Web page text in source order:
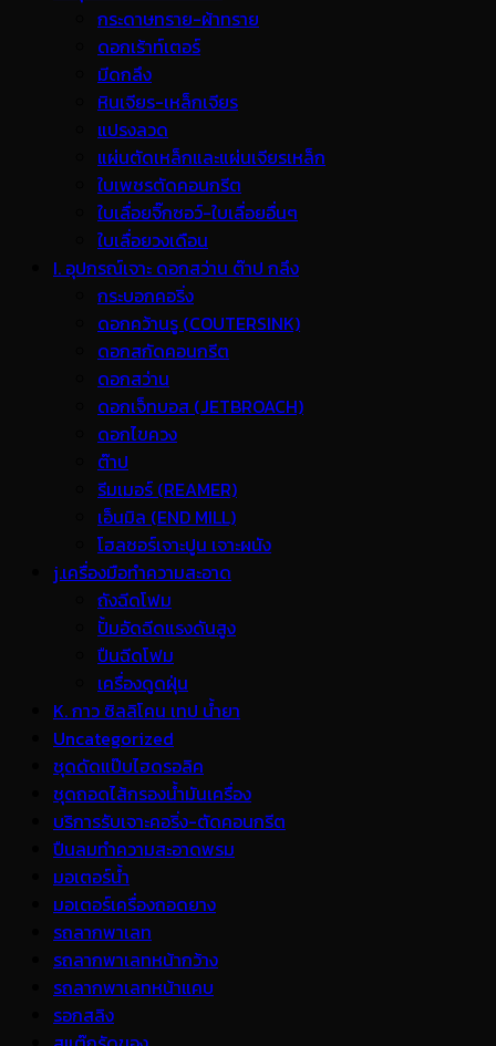
กระดาษทราย-ผ้าทราย
ดอกเร้าท์เตอร์
มีดกลึง
หินเจียร-เหล็กเจียร
แปรงลวด
แผ่นตัดเหล็กและแผ่นเจียรเหล็ก
ใบเพชรตัดคอนกรีต
ใบเลื่อยจิ๊กซอว์-ใบเลื่อยอื่นๆ
ใบเลื่อยวงเดือน
I. อุปกรณ์เจาะ ดอกสว่าน ต๊าป กลึง
กระบอกคอริ่ง
ดอกคว้านรู (COUTERSINK)
ดอกสกัดคอนกรีต
ดอกสว่าน
ดอกเจ็ทบอส (JETBROACH)
ดอกไขควง
ต๊าป
รีมเมอร์ (REAMER)
เอ็นมิล (END MILL)
โฮลซอร์เจาะปูน เจาะผนัง
j.เครื่องมือทำความสะอาด
ถังฉีดโฟม
ปั้มอัดฉีดแรงดันสูง
ปืนฉีดโฟม
เครื่องดูดฝุ่น
K. กาว ซิลลิโคน เทป น้ำยา
Uncategorized
ชุดดัดแป๊บไฮดรอลิค
ชุดถอดไส้กรองน้ำมันเครื่อง
บริการรับเจาะคอริ่ง-ตัดคอนกรีต
ปืนลมทำความสะอาดพรม
มอเตอร์น้ำ
มอเตอร์เครื่องถอดยาง
รถลากพาเลท
รถลากพาเลทหน้ากว้าง
รถลากพาเลทหน้าแคบ
รอกสลิง